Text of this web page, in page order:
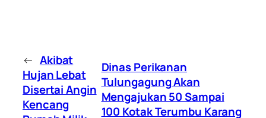
← Akibat
Hujan Lebat
Disertai Angin
Kencang
Dinas Perikanan
Tulungagung Akan
Mengajukan 50 Sampai
100 Kotak Terumbu Karang